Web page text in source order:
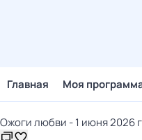
Главная Моя
Ожоги любви - 1 июня 2026